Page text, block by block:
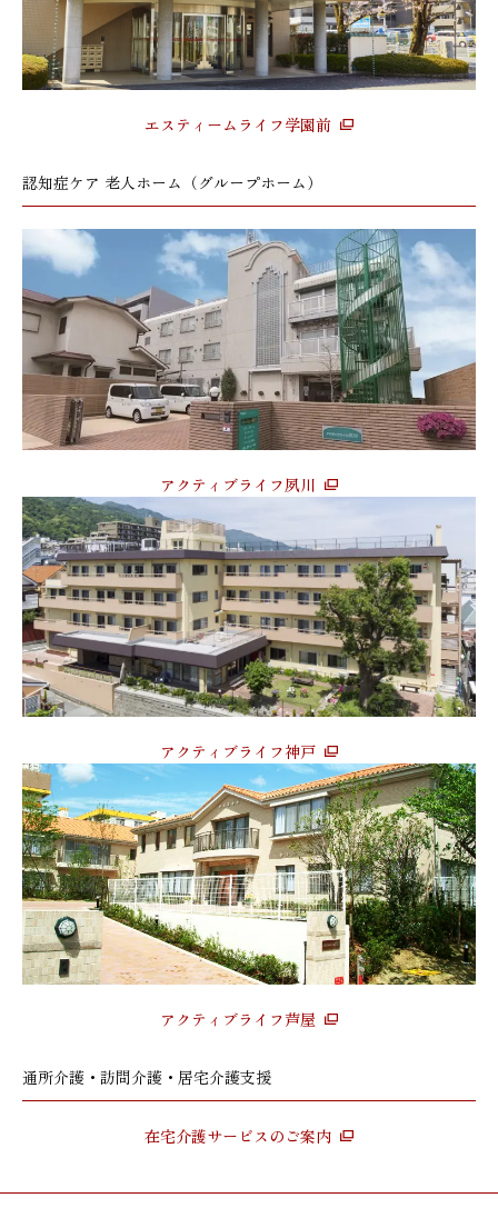
エスティームライフ学園前
認知症ケア 老人ホーム（グループホーム）
アクティブライフ夙川
アクティブライフ神戸
アクティブライフ芦屋
通所介護・訪問介護・居宅介護支援
在宅介護サービスのご案内